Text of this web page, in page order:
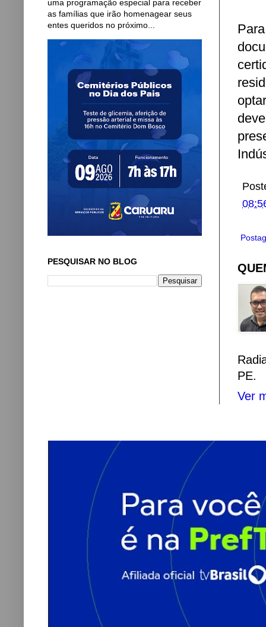
PE.
Ver
uma programação especial para receber
as famílias que irão homenagear seus
entes queridos no próximo...
PESQUISAR NO BLOG